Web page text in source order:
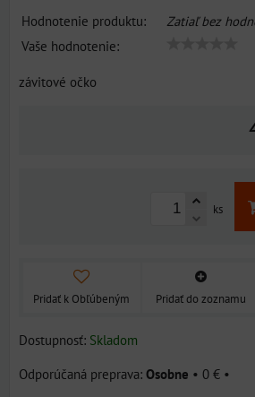
Hodnotenie produktu:
Zatiaľ bez
Vaše hodnotenie:
závitové očko
ks
Pridať k Obľúbeným Pridať do zoznamu
Dostupnosť: Skladom
Osobne • 0 € •